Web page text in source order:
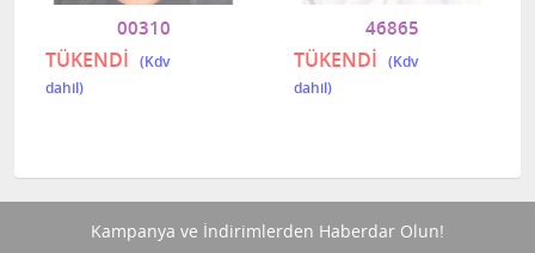
00310
TÜKENDİ
46865
TÜKENDİ
Kampanya ve İndirimlerden Haberdar Olun!